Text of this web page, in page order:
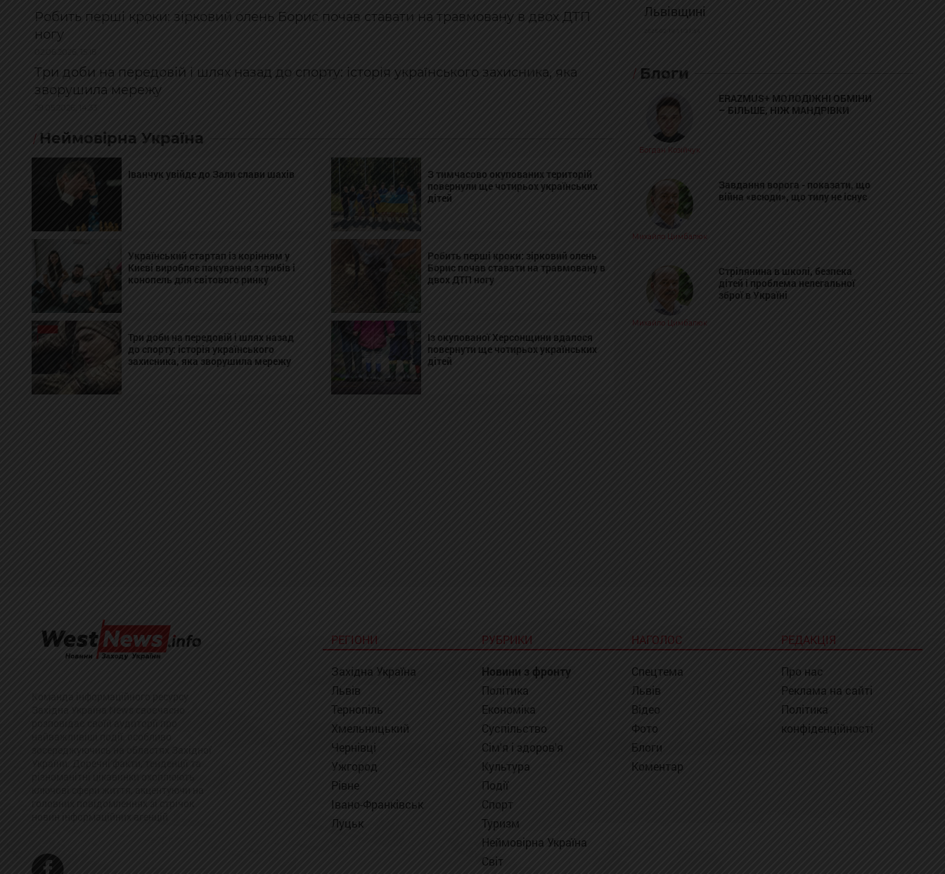
Робить перші кроки: зірковий олень Борис почав ставати на травмовану в двох ДТП
ногу
Три доби на передовій і шлях назад до спорту: історія українського захисника, яка
зворушила мережу
Неймовірна Україна
Іванчук увійде до Зали слави шахів
З тимчасово окупованих територій
повернули ще чотирьох українських
дітей
Український стартап із корінням у
Києві виробляє пакування з грибів і
конопель для світового ринку
Робить перші кроки: зірковий олень
Борис почав ставати на травмовану в
двох ДТП ногу
Три доби на передовій і шлях назад
до спорту: історія українського
захисника, яка зворушила мережу
Із окупованої Херсонщини вдалося
повернути ще чотирьох українських
дітей
Львівщині
Блоги
Богдан Козійчук
ERAZMUS+ МОЛОДІЖНІ ОБМІНИ
– БІЛЬШЕ, НІЖ МАНДРІВКИ
Михайло Цимбалюк
Завдання ворога - показати, що
війна «всюди», що тилу не існує
Михайло Цимбалюк
Стрілянина в школі, безпека
дітей і проблема нелегальної
зброї в Україні
РЕГІОНИ
Західна Україна
Львів
Тернопіль
Хмельницький
Чернівці
Ужгород
Рівне
Івано-Франківськ
Луцьк
РУБРИКИ
Новини з фронту
Політика
Економіка
Суспільство
Сім'я і здоров'я
Культура
Події
Спорт
Туризм
Неймовірна Україна
Світ
НАГОЛОС
Спецтема
Львів
Відео
Фото
Блоги
Коментар
РЕДАКЦІЯ
Про нас
Реклама на сайті
Політика
конфіденційності